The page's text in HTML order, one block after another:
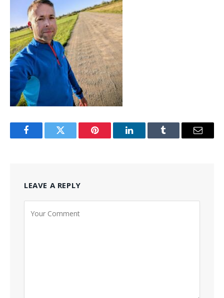
FacebookTwitter Pinterest LinkedInTumblr Email
LEAVE A REPLY